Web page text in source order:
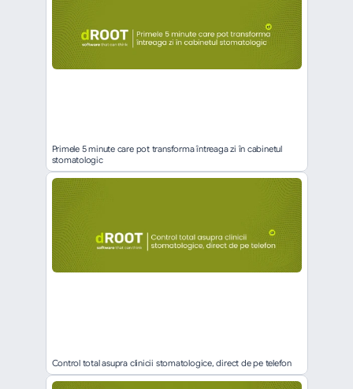
Primele 5 minute care pot transforma întreaga zi în cabinetul
stomatologic
Control total asupra clinicii stomatologice, direct de pe telefon